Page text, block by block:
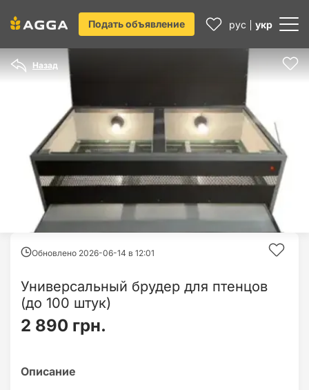
Подать объявление рус укр
Назад
Обновлено 2026-06-14 в 12:01
Универсальный брудер для птенцов
(до 100 штук)
2 890 грн.